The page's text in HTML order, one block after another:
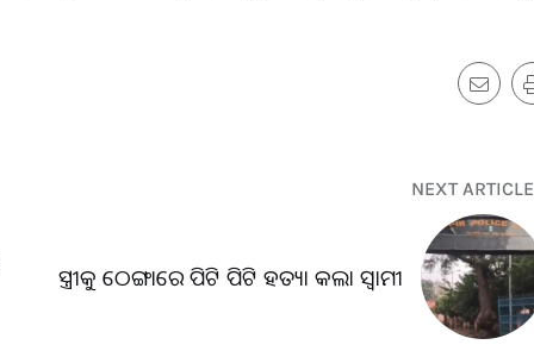
NEXT ARTICLE
ସ୍ତ୍ରୀକୁ ଠେଙ୍ଗାରେ ପିଟି ପିଟି ହତ୍ୟା କଲା ସ୍ୱାମୀ